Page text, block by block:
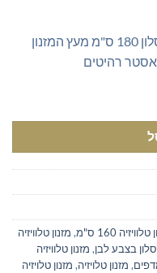
אז אם גם אתם מחפשים בגוגל מזנון סלון 180 ס"מ מעץ המזנון
רהיטים
160 ס"מ , מזנון טלוויזיה
בצבע לבן, מזנון טלוויזיה
, מזנון טלויזיה, מזנון טלויזיה